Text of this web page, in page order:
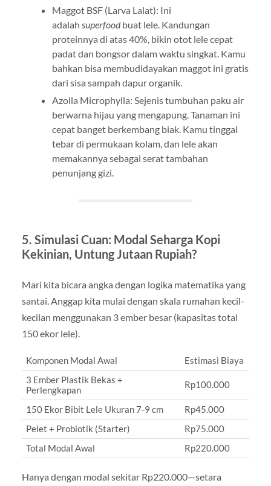
Maggot BSF (Larva Lalat): Ini
adalah superfoodbuat lele. Kandungan
proteinnya di atas 40%, bikin otot lele cepat
padat dan bongsor dalam waktu singkat. Kamu
bahkan bisa membudidayakan maggot ini gratis
dari sisa sampah dapur organik.
Azolla Microphylla: Sejenis tumbuhan paku air
berwarna hijau yang mengapung. Tanaman ini
cepat banget berkembang biak. Kamu tinggal
tebar di permukaan kolam, dan lele akan
memakannya sebagai serat tambahan
penunjang gizi.
5. Simulasi Cuan: Modal Seharga Kopi
Kekinian, Untung Jutaan Rupiah?
Mari kita bicara angka dengan logika matematika yang
santai. Anggap kita mulai dengan skala rumahan kecil-
kecilan menggunakan 3 ember besar (kapasitas total
150 ekor lele).
Komponen Modal Awal
Estimasi Biaya
3 Ember Plastik Bekas +
Perlengkapan
Rp100.000
150 Ekor Bibit Lele Ukuran 7-9 cm
Rp45.000
Pelet + Probiotik (Starter)
Rp75.000
Total Modal Awal
Rp220.000
Hanya dengan modal sekitar Rp220.000—setara